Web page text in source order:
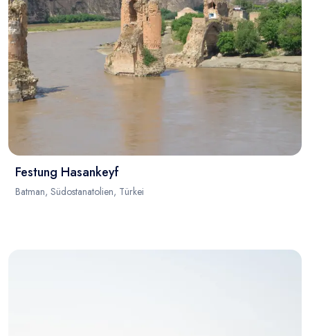
Festung Hasankeyf
Batman, Südostanatolien, Türkei